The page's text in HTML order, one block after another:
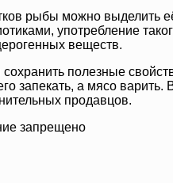
рыбы можно выделить
употребление
веществ.
сохранить полезные
запекать, а мясо
продавцов.
запрещено